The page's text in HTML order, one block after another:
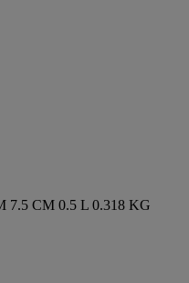
7.5 CM 0.5 L 0.318 KG